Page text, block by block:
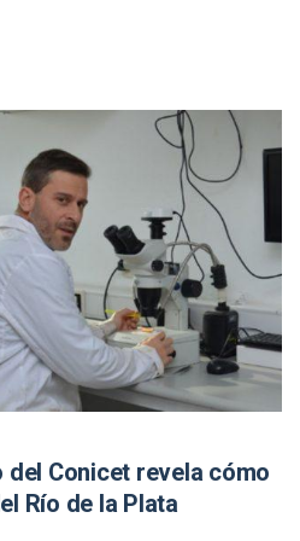
Conicet revela cómo
Río de la Plata